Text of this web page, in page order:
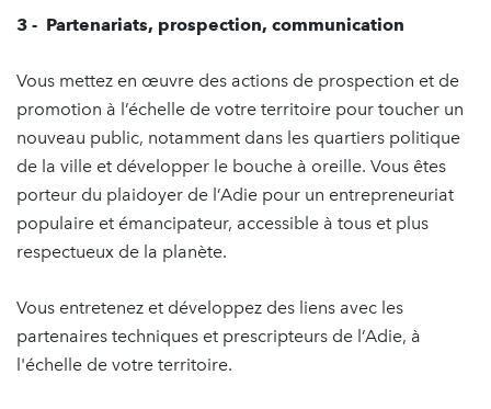
3 - Partenariats, prospection, communication
Vous mettez en œuvre des actions de prospection et de
promotion à l’échelle de votre territoire pour toucher un
nouveau public, notamment dans les quartiers politique
de la ville et développer le bouche à oreille. Vous êtes
porteur du plaidoyer de l’Adie pour un entrepreneuriat
populaire et émancipateur, accessible à tous et plus
respectueux de la planète.
Vous entretenez et développez des liens avec les
partenaires techniques et prescripteurs de l’Adie, à
l'échelle de votre territoire.